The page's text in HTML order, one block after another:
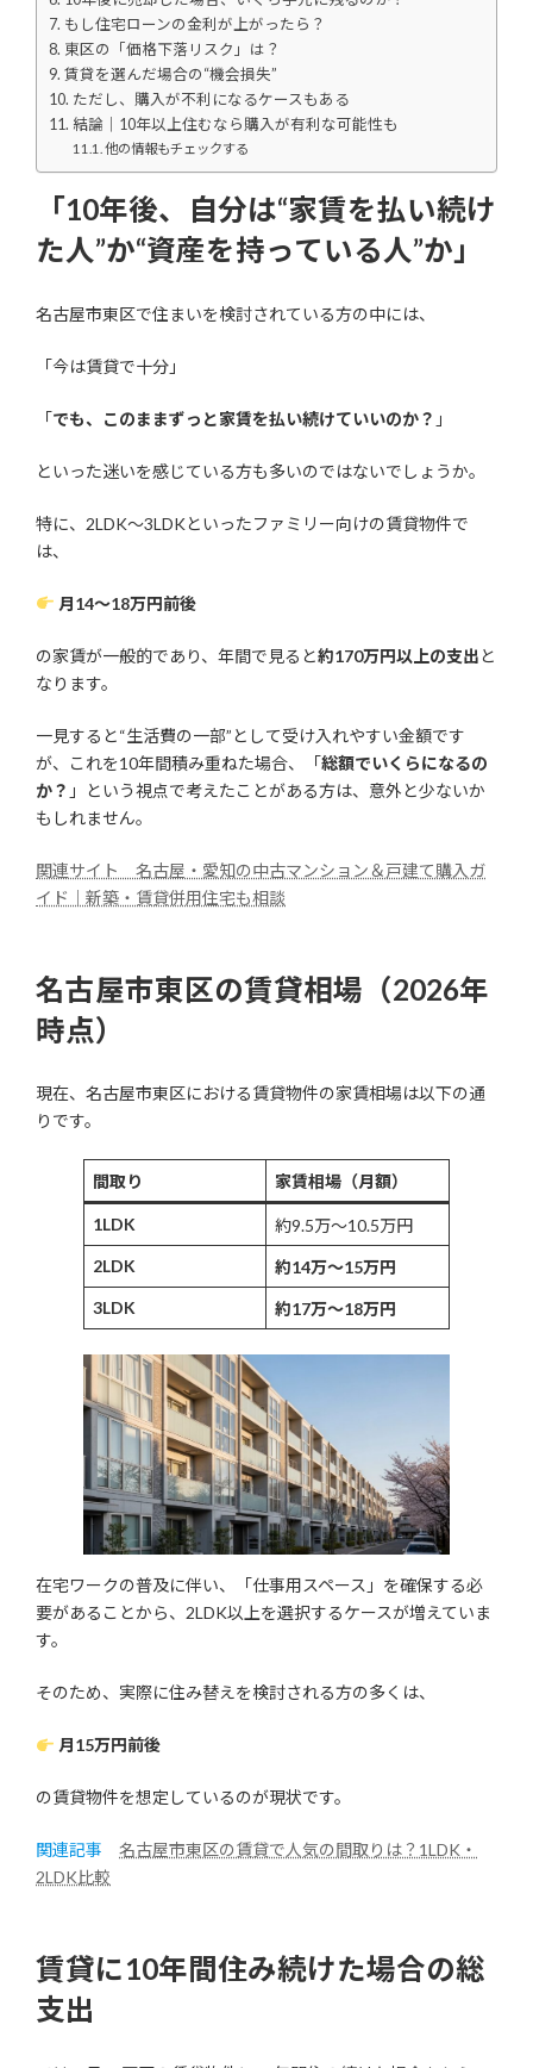
もし住宅ローンの金利が上がったら？
東区の「価格下落リスク」は？
賃貸を選んだ場合の“機会損失”
ただし、購入が不利になるケースもある
結論｜10年以上住むなら購入が有利な可能性も
他の情報もチェックする
「10年後、自分は“家賃を払い続け
た人”か“資産を持っている人”か」
名古屋市東区で住まいを検討されている方の中には、
「今は賃貸で十分」
「でも、このままずっと家賃を払い続けていいのか？ 」
といった迷いを感じている方も多いのではないでしょうか。
特に、2LDK〜3LDKといったファミリー向けの賃貸物件で
は、
月14〜18万円前後
の家賃が一般的であり、年間で見ると約170万円以上の支出と
なります。
一見すると“生活費の一部”として受け入れやすい金額です
が、これを10年間積み重ねた場合、「総額でいくらになるの
か？ 」という視点で考えたことがある方は、意外と少ないか
もしれません。
関連サイト 名古屋・愛知の中古マンション＆戸建て購入ガ
イド｜新築・賃貸併用住宅も相談
名古屋市東区の賃貸相場（2026年
時点）
現在、名古屋市東区における賃貸物件の家賃相場は以下の通
りです。
間取り 家賃相場（月額）
1LDK
約9.5万〜10.5万円
2LDK
約14万〜15万円
3LDK
約17万〜18万円
在宅ワークの普及に伴い、「仕事用スペース」を確保する必
要があることから、2LDK以上を選択するケースが増えていま
す。
そのため、実際に住み替えを検討される方の多くは、
月15万円前後
の賃貸物件を想定しているのが現状です。
関連記事 名古屋市東区の賃貸で人気の間取りは？1LDK・
2LDK比較
賃貸に10年間住み続けた場合の総
支出